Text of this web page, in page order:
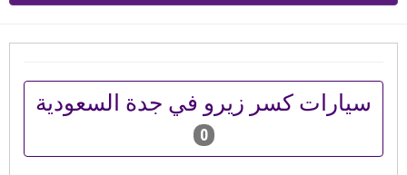
سيارات كسر زيرو في جدة السعودية
0